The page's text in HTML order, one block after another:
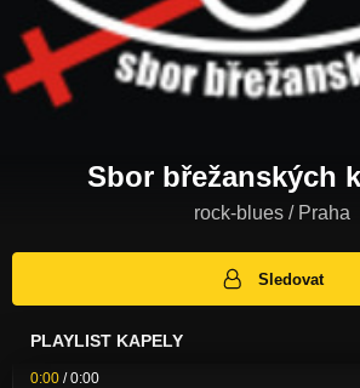
Sbor břežanských
rock-blues / Praha
Sledovat
PLAYLIST KAPELY
0:00 /0:00